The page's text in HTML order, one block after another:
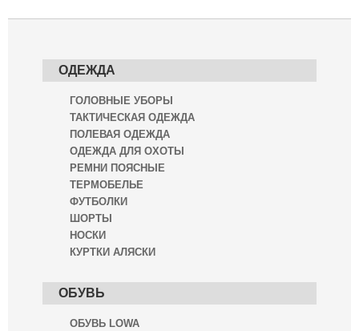
ОДЕЖДА
ГОЛОВНЫЕ УБОРЫ
ТАКТИЧЕСКАЯ ОДЕЖДА
ПОЛЕВАЯ ОДЕЖДА
ОДЕЖДА ДЛЯ ОХОТЫ
РЕМНИ ПОЯСНЫЕ
ТЕРМОБЕЛЬЕ
ФУТБОЛКИ
ШОРТЫ
НОСКИ
КУРТКИ АЛЯСКИ
ОБУВЬ
ОБУВЬ LOWA